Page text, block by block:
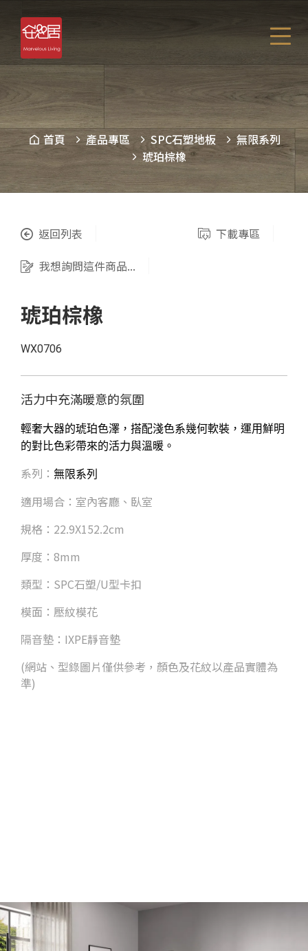
首頁 產品專區 SPC石塑地板
無限系列
琥珀棕橡
返回列表
下載專區
我想詢問這件商品...
琥珀棕橡
WX0706
活力中充滿暖意的氛圍
輕奢大器的琥珀色澤，搭配淺色系幾何軟裝，運用鮮明
的對比色彩帶來的活力與溫暖 。
系列： 無限系列
適用場合：室內客廳、臥室
規格：22.9X152.2cm
厚度：8mm
類型：SPC石塑/U型卡扣
模面：壓紋模花
隔音墊：IXPE靜音墊
(網站、型錄圖片僅供參考，顏色及花紋以產品實體為
準)